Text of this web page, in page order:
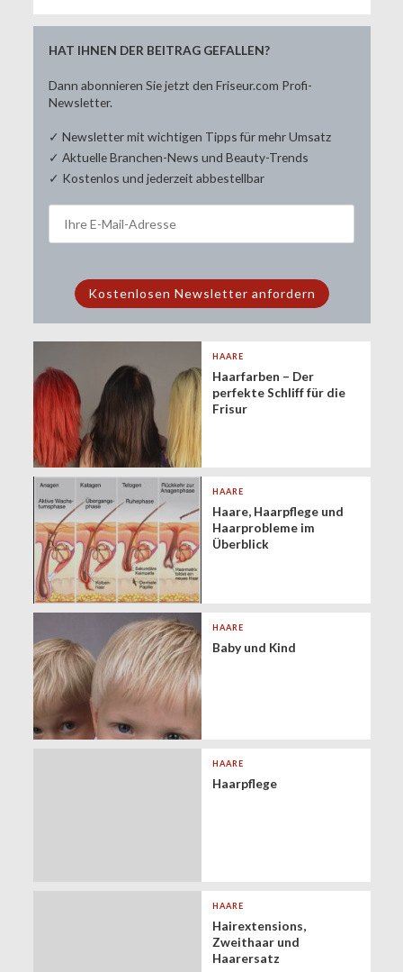
HAT IHNEN DER BEITRAG GEFALLEN?
Dann abonnieren Sie jetzt den Friseur.com Profi-
Newsletter.
✓ Newsletter mit wichtigen Tipps für mehr Umsatz
✓ Aktuelle Branchen-News und Beauty-Trends
✓ Kostenlos und jederzeit abbestellbar
HAARE
Haarfarben – Der
perfekte Schliff für die
Frisur
HAARE
Haare, Haarpflege und
Haarprobleme im
Überblick
HAARE
Baby und Kind
HAARE
Haarpflege
HAARE
Hairextensions,
Zweithaar und
Haarersatz